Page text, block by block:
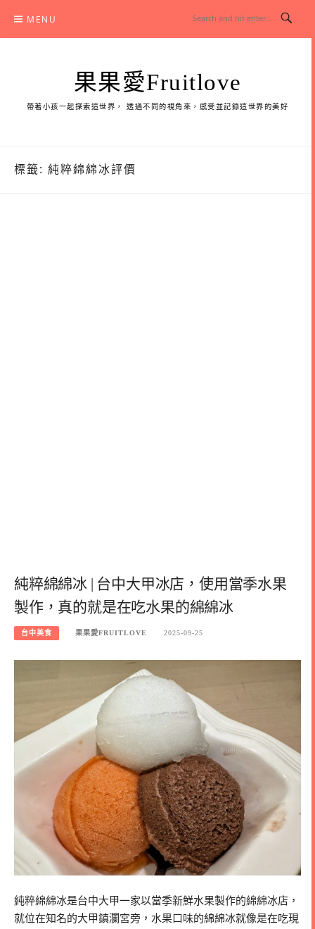
content
MENU
果果愛Fruitlove
帶著小孩一起探索這世界， 透過不同的視角來，感受並記錄這世界的美好
標籤: 純粹綿綿冰評價
純粹綿綿冰 | 台中大甲冰店，使用當季水果
製作，真的就是在吃水果的綿綿冰
台中美食 果果愛FRUITLOVE 2025-09-25
純粹綿綿冰是台中大甲一家以當季新鮮水果製作的綿綿冰店，
就位在知名的大甲鎮瀾宮旁，水果口味的綿綿冰就像是在吃現